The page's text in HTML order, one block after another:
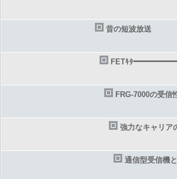
昔の短波放送
FETｷﾀ
FRG-7000の受信
強力なキャリア
通信型受信機